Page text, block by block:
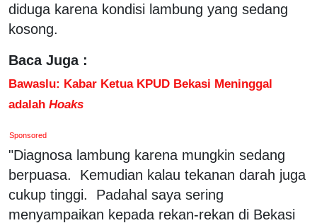
diduga karena kondisi lambung yang sedang
kosong.
Baca Juga :
Bawaslu: Kabar Ketua KPUD Bekasi Meninggal
adalah Hoaks
Sponsored
"Diagnosa lambung karena mungkin sedang
berpuasa. Kemudian kalau tekanan darah juga
cukup tinggi. Padahal saya sering
menyampaikan kepada rekan-rekan di Bekasi